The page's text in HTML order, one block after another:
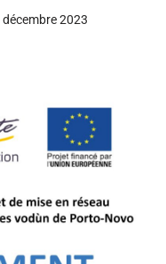
décembre 2023